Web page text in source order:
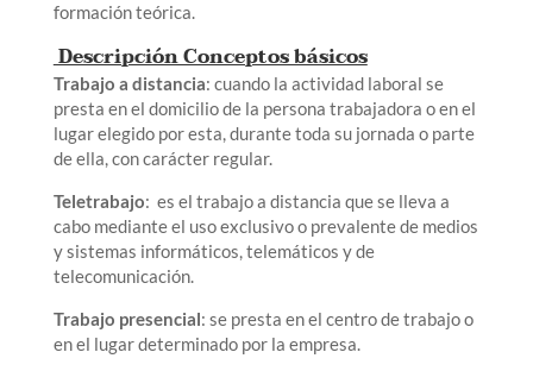
formación teórica.
Descripción Conceptos básicos
Trabajo a distancia: cuando la actividad laboral se
presta en el domicilio de la persona trabajadora o en el
lugar elegido por esta, durante toda su jornada o parte
de ella, con carácter regular.
Teletrabajo: es el trabajo a distancia que se lleva a
cabo mediante el uso exclusivo o prevalente de medios
y sistemas informáticos, telemáticos y de
telecomunicación.
Trabajo presencial: se presta en el centro de trabajo o
en el lugar determinado por la empresa.